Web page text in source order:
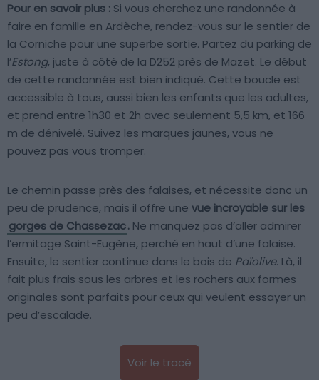
Pour en savoir plus : Si vous cherchez une randonnée à
faire en famille en Ardèche, rendez-vous sur le sentier de
la Corniche pour une superbe sortie. Partez du parking de
l’Estong, juste à côté de la D252 près de Mazet. Le début
de cette randonnée est bien indiqué. Cette boucle est
accessible à tous, aussi bien les enfants que les adultes,
et prend entre 1h30 et 2h avec seulement 5,5 km, et 166
m de dénivelé. Suivez les marques jaunes, vous ne
pouvez pas vous tromper.
Le chemin passe près des falaises, et nécessite donc un
peu de prudence, mais il offre une vue incroyable sur les
gorges de Chassezac. Ne manquez pas d’aller admirer
l’ermitage Saint-Eugène, perché en haut d’une falaise.
Ensuite, le sentier continue dans le bois de Païolive. Là, il
fait plus frais sous les arbres et les rochers aux formes
originales sont parfaits pour ceux qui veulent essayer un
peu d’escalade.
Voir le tracé